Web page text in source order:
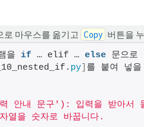
로 마우스를 옮기고 Copy 버튼을
을 if … elif … else 문으로
py] 를 붙여 넣을
안내 문구'): 입력을 받아서
을 숫자로 바꿉니다.